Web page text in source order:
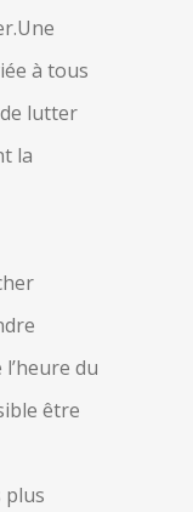
à tous
lutter
la
du
être
plus